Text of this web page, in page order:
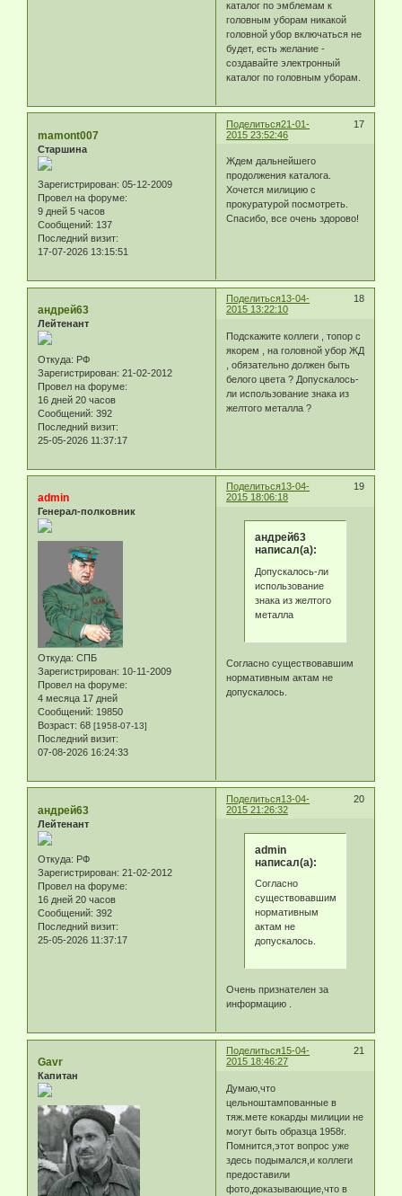
каталог по эмблемам к
головным уборам никакой
головной убор включаться не
будет, есть желание -
создавайте электронный
каталог по головным уборам.
Поделиться 17
21-01-
2015 23:52:46
mamont007
Старшина
Зарегистрирован: 05-12-2009
Провел на форуме:
9 дней 5 часов
Сообщений: 137
Последний визит:
17-07-2026 13:15:51
Ждем дальнейшего
продолжения каталога.
Хочется милицию с
прокуратурой посмотреть.
Спасибо, все очень здорово!
Поделиться 18
13-04-
2015 13:22:10
андрей63
Лейтенант
Откуда: РФ
Зарегистрирован: 21-02-2012
Провел на форуме:
16 дней 20 часов
Сообщений: 392
Последний визит:
25-05-2026 11:37:17
Подскажите коллеги , топор с
якорем , на головной убор ЖД
, обязательно должен быть
белого цвета ? Допускалось-
ли использование знака из
желтого металла ?
Поделиться 19
13-04-
2015 18:06:18
admin
Генерал-полковник
Откуда: СПБ
Зарегистрирован: 10-11-2009
Провел на форуме:
4 месяца 17 дней
Сообщений: 19850
Возраст: 68 [1958-07-13]
Последний визит:
07-08-2026 16:24:33
андрей63
написал(а):
Допускалось-ли
использование
знака из желтого
металла
Согласно существовавшим
нормативным актам не
допускалось.
Поделиться 20
13-04-
2015 21:26:32
андрей63
Лейтенант
Откуда: РФ
Зарегистрирован: 21-02-2012
Провел на форуме:
16 дней 20 часов
Сообщений: 392
Последний визит:
25-05-2026 11:37:17
admin
написал(а):
Согласно
существовавшим
нормативным
актам не
допускалось.
Очень признателен за
информацию .
Поделиться 21
15-04-
2015 18:46:27
Gavr
Капитан
Думаю,что
цельноштампованные в
тяж.мете кокарды милиции не
могут быть образца 1958г.
Помнится,этот вопрос уже
здесь подымался,и коллеги
предоставили
фото,доказывающие,что в